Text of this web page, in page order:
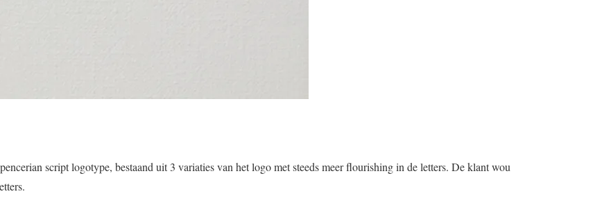
script logotype, bestaand uit 3 variaties van het logo met steeds meer flourishing in de letters. De klant wou